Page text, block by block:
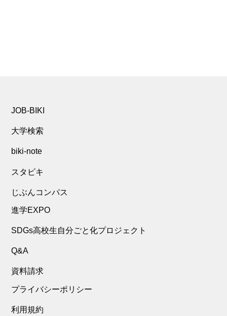
JOB-BIKI
大学検索
biki-note
スタビキ
じぶんコンパス
進学EXPO
SDGs高校生自分ごと化プロジェクト
Q&A
資料請求
プライバシーポリシー
利用規約